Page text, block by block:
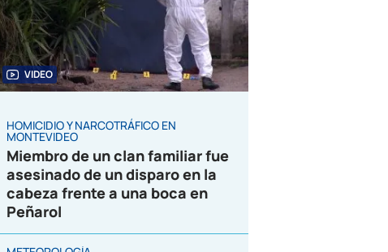
VIDEO
HOMICIDIO Y NARCOTRÁFICO EN
MONTEVIDEO
Miembro de un clan familiar fue
asesinado de un disparo en la
cabeza frente a una boca en
Peñarol